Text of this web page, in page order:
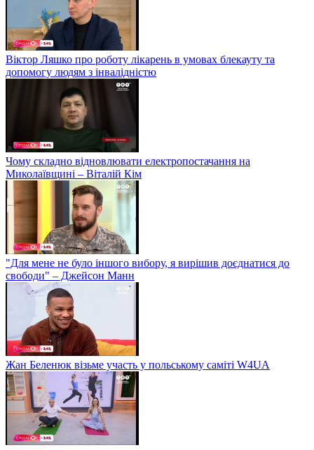
Віктор Ляшко про роботу лікарень в умовах блекауту та
допомогу людям з інвалідністю
Чому складно відновлювати електропостачання на
Миколаївщині – Віталій Кім
"Для мене не було іншого вибору, я вирішив доєднатися до
свободи" – Джейсон Манн
Жан Беленюк візьме участь у польському саміті W4UA